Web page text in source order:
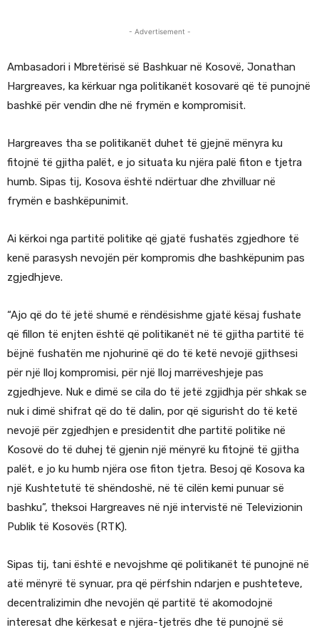
- Advertisement -
Ambasadori i Mbretërisë së Bashkuar në Kosovë, Jonathan
Hargreaves, ka kërkuar nga politikanët kosovarë që të punojnë
bashkë për vendin dhe në frymën e kompromisit.
Hargreaves tha se politikanët duhet të gjejnë mënyra ku
fitojnë të gjitha palët, e jo situata ku njëra palë fiton e tjetra
humb. Sipas tij, Kosova është ndërtuar dhe zhvilluar në
frymën e bashkëpunimit.
Ai kërkoi nga partitë politike që gjatë fushatës zgjedhore të
kenë parasysh nevojën për kompromis dhe bashkëpunim pas
zgjedhjeve.
“Ajo që do të jetë shumë e rëndësishme gjatë kësaj fushate
që fillon të enjten është që politikanët në të gjitha partitë të
bëjnë fushatën me njohurinë që do të ketë nevojë gjithsesi
për një lloj kompromisi, për një lloj marrëveshjeje pas
zgjedhjeve. Nuk e dimë se cila do të jetë zgjidhja për shkak se
nuk i dimë shifrat që do të dalin, por që sigurisht do të ketë
nevojë për zgjedhjen e presidentit dhe partitë politike në
Kosovë do të duhej të gjenin një mënyrë ku fitojnë të gjitha
palët, e jo ku humb njëra ose fiton tjetra. Besoj që Kosova ka
një Kushtetutë të shëndoshë, në të cilën kemi punuar së
bashku”, theksoi Hargreaves në një intervistë në Televizionin
Publik të Kosovës (RTK).
Sipas tij, tani është e nevojshme që politikanët të punojnë në
atë mënyrë të synuar, pra që përfshin ndarjen e pushteteve,
decentralizimin dhe nevojën që partitë të akomodojnë
interesat dhe kërkesat e njëra-tjetrës dhe të punojnë së